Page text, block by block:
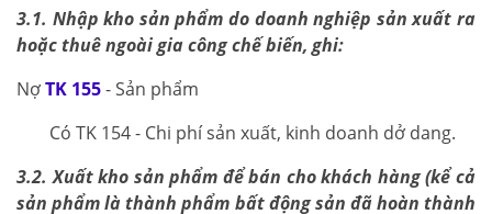
3.1. Nhập kho sản phẩm do doanh nghiệp sản xuất ra
hoặc thuê ngoài gia công chế biến, ghi:
NợTK 155- Sản phẩm
Có TK 154 - Chi phí sản xuất, kinh doanh dở dang.
3.2. Xuất kho sản phẩm để bán cho khách hàng (kể cả
sản phẩm là thành phẩm bất động sản đã hoàn thành